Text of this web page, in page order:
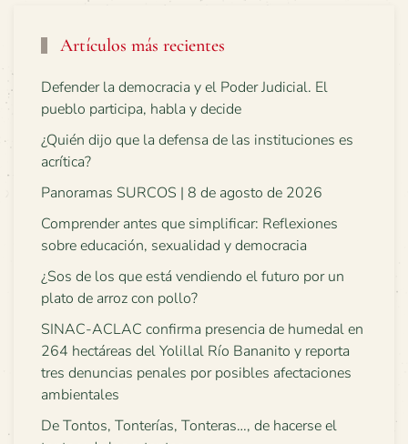
Artículos más recientes
Defender la democracia y el Poder Judicial. El
pueblo participa, habla y decide
¿Quién dijo que la defensa de las instituciones es
acrítica?
Panoramas SURCOS | 8 de agosto de 2026
Comprender antes que simplificar: Reflexiones
sobre educación, sexualidad y democracia
¿Sos de los que está vendiendo el futuro por un
plato de arroz con pollo?
SINAC-ACLAC confirma presencia de humedal en
264 hectáreas del Yolillal Río Bananito y reporta
tres denuncias penales por posibles afectaciones
ambientales
De Tontos, Tonterías, Tonteras…, de hacerse el